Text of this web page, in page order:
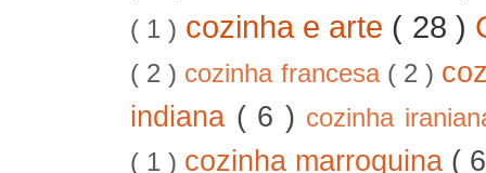
( 1 ) cozinha e arte ( 28 )
( 2 ) cozinha francesa ( 2 )
indiana ( 6 ) cozinha
( 1 ) cozinha marroquina (